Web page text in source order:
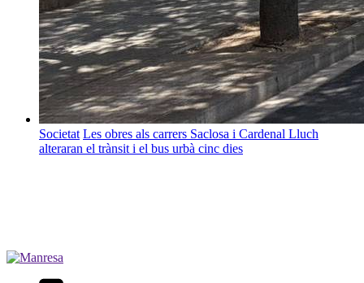
Societat Les obres als carrers Saclosa i Cardenal Lluch
alteraran el trànsit i el bus urbà cinc dies